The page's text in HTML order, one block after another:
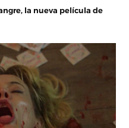
la nueva película de